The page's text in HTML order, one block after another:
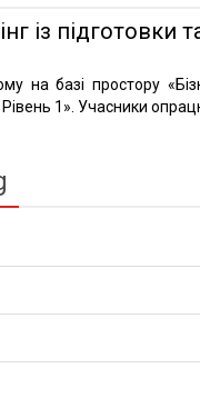
із підготовки
на базі простору
1». Учасники